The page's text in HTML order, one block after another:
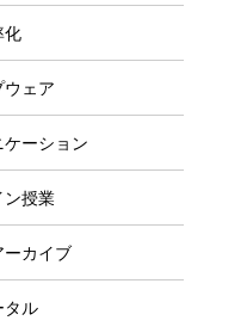
化
ウェア
ケーション
ン授業
ーカイブ
タル